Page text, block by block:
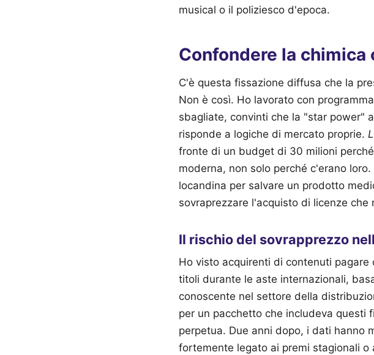
musical o il poliziesco d'epoca.
Confondere la
C'è questa fissazione diffusa che la
Non è così. Ho lavorato con
sbagliate, convinti che la "star power"
risponde a logiche di mercato proprie.
fronte di un budget di 30 milioni
moderna, non solo perché c'erano
locandina per salvare un prodotto
sovraprezzare l'acquisto di licenze che
Il rischio del sovrapprezzo
Ho visto acquirenti di contenuti
titoli durante le aste internazionali,
conoscente nel settore della
per un pacchetto che includeva questi
perpetua. Due anni dopo, i dati hanno
fortemente legato ai premi stagionali